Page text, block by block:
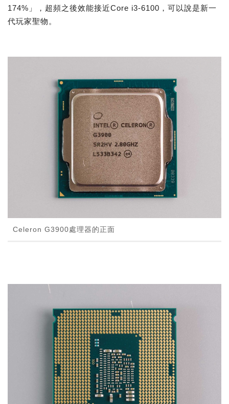
174%」，超頻之後效能接近Core i3-6100，可以說是新一
代玩家聖物。
Celeron G3900處理器的正面